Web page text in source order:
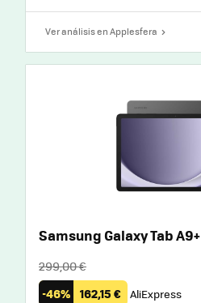
Ver análisis en Applesfera
Samsung Galaxy Tab A9+
299,00 €
-46% 162,15 € AliExpress